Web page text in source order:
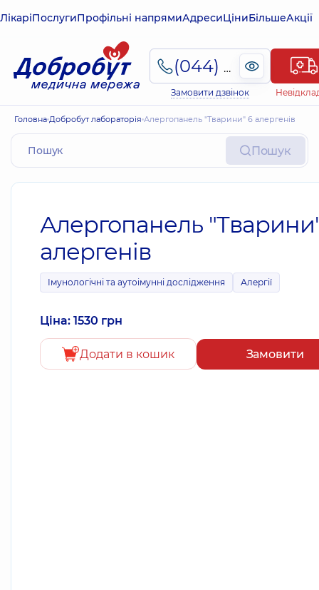
ЛікаріПослугиПрофільні напрямиАдресиЦіниБільшеАкції
(044) 495-2-888
Замовити дзвінок
Головна Добробут лабораторія Алергопанель "Тварини" 6 алергенів
Пошук
Алергопанель
алергенів
Імунологічні та аутоімунні дослідження Алергії
Ціна: 1530 грн
Додати в кошик Замовити